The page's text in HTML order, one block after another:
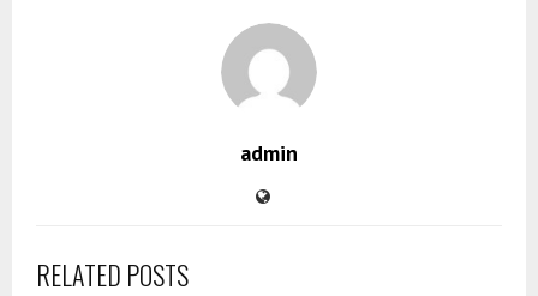
admin
RELATED POSTS